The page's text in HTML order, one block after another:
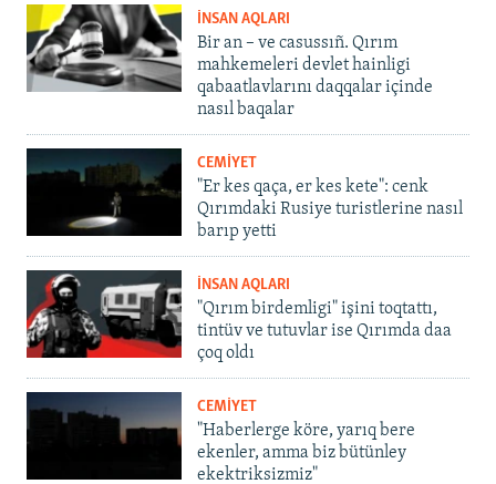
İNSAN AQLARI
Bir an – ve casussıñ. Qırım
mahkemeleri devlet hainligi
qabaatlavlarını daqqalar içinde
nasıl baqalar
CEMİYET
"Er kes qaça, er kes kete": cenk
Qırımdaki Rusiye turistlerine nasıl
barıp yetti
İNSAN AQLARI
"Qırım birdemligi" işini toqtattı,
tintüv ve tutuvlar ise Qırımda daa
çoq oldı
CEMİYET
"Haberlerge köre, yarıq bere
ekenler, amma biz bütünley
ekektriksizmiz"